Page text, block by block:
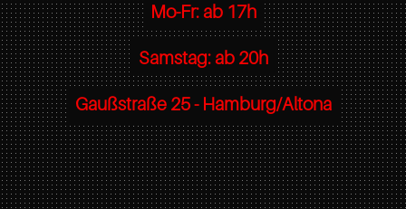
Mo-Fr: ab 17h
Samstag: ab 20h
Gaußstraße 25 - Hamburg/Altona